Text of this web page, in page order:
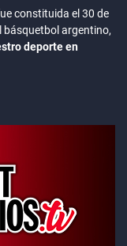
constituida el 30 de
básquetbol argentino,
deporte en